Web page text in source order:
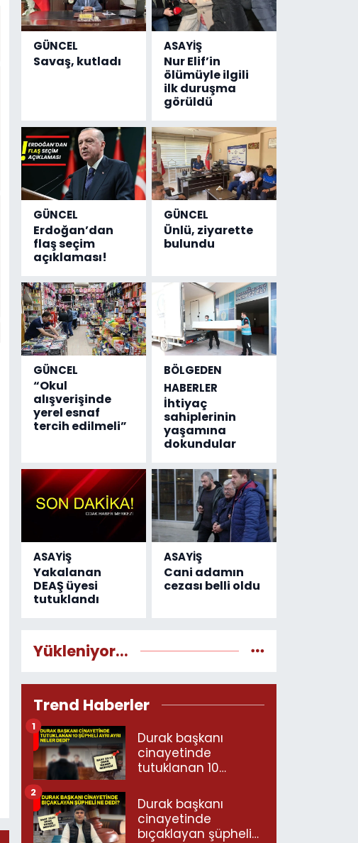
GÜNCEL
Savaş, kutladı
ASAYİŞ
Nur Elif’in
ölümüyle ilgili
ilk duruşma
görüldü
GÜNCEL
Erdoğan’dan
flaş seçim
açıklaması!
GÜNCEL
Ünlü, ziyarette
bulundu
GÜNCEL
“Okul
alışverişinde
yerel esnaf
tercih edilmeli”
BÖLGEDEN
HABERLER
İhtiyaç
sahiplerinin
yaşamına
dokundular
ASAYİŞ
Yakalanan
DEAŞ üyesi
tutuklandı
ASAYİŞ
Cani adamın
cezası belli oldu
Yükleniyor...
Trend Haberler
Durak başkanı
cinayetinde
tutuklanan 10
neler dedi?
1
Durak başkanı
cinayetinde
bıçaklayan şüpheli
2